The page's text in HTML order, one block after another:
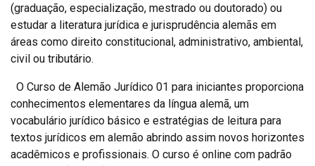
(graduação, especialização, mestrado ou doutorado) ou
estudar a literatura jurídica e jurisprudência alemãs em
áreas como direito constitucional, administrativo, ambiental,
civil ou tributário.
O Curso de Alemão Jurídico 01 para iniciantes proporciona
conhecimentos elementares da língua alemã, um
vocabulário jurídico básico e estratégias de leitura para
textos jurídicos em alemão abrindo assim novos horizontes
acadêmicos e profissionais. O curso é online com padrão